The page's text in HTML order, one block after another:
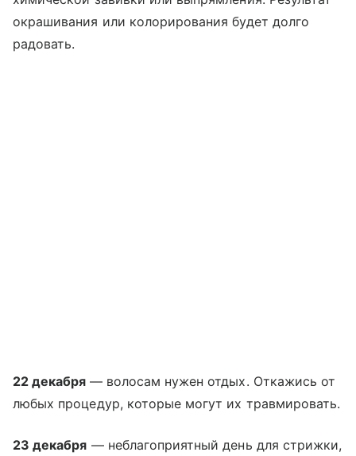
окрашивания или колорирования будет долго
радовать.
22 декабря — волосам нужен отдых. Откажись от
любых процедур, которые могут их травмировать.
23 декабря — неблагоприятный день для стрижки,